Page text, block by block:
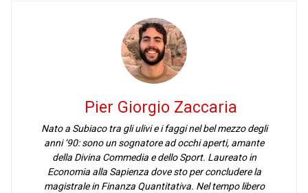
Pier Giorgio Zaccaria
Nato a Subiaco tra gli ulivi e i faggi nel bel mezzo degli
anni ‘90: sono un sognatore ad occhi aperti, amante
della Divina Commedia e dello Sport. Laureato in
Economia alla Sapienza dove sto per concludere la
magistrale in Finanza Quantitativa. Nel tempo libero